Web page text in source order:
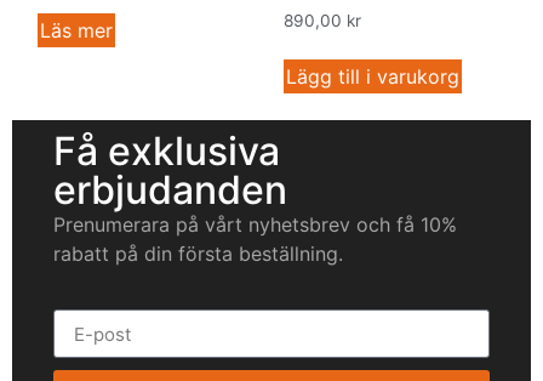
Läs mer 890,00 kr
Lägg till i varukorg
Få exklusiva
erbjudanden
Prenumerara på vårt nyhetsbrev och få 10%
rabatt på din första beställning.